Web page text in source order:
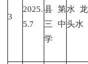
3
2025.
5.7
县第
三中
学
水龙
头水